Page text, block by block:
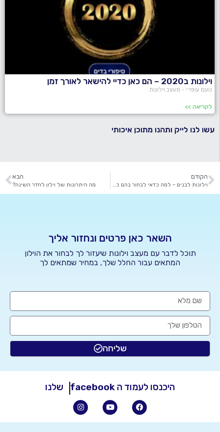
וילונות ב2020 – הם כאן כדיי להישאר לאורך זמן
נועם עופרי - מעצב וילונות
לקריאה >>
עשו לנו לייק ותהנו מתוכן איכותי
הקודם
וילונות לבנים – למה כדאי לבחור בהם כדיי לעצב את חללי הבית?
הבא
מה היתרונות של וילון לחדר השינה?
השאר כאן פרטים ונחזור אליך
תוכל לדבר עם מעצב וילונות שיעזור לך לבחור את הוילון
המתאים עבור החלל שלך, במחיר שמתאים לך
שליחה
היכנסו לעמוד ה facebook שלנו